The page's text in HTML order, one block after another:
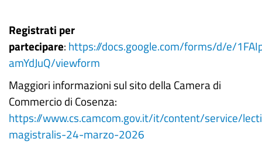
Registrati per
partecipare: https://docs.google.com/forms/d/e/
amYdJuQ/viewform
Maggiori informazioni sul sito della Camera di
Commercio di Cosenza:
https://www.cs.camcom.gov.it/it/content/service/
magistralis-24-marzo-2026